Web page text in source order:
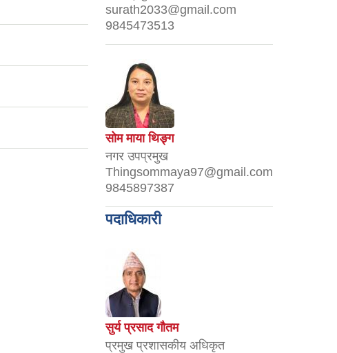
surath2033@gmail.com
9845473513
सोम माया थिङ्ग
नगर उपप्रमुख
Thingsommaya97@gmail.com
9845897387
पदाधिकारी
सुर्य प्रसाद गौतम
प्रमुख प्रशासकीय अधिकृत